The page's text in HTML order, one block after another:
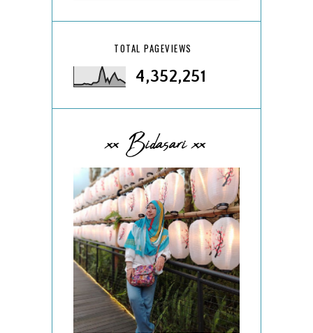
TOTAL PAGEVIEWS
4,352,251
xx Bidasari xx